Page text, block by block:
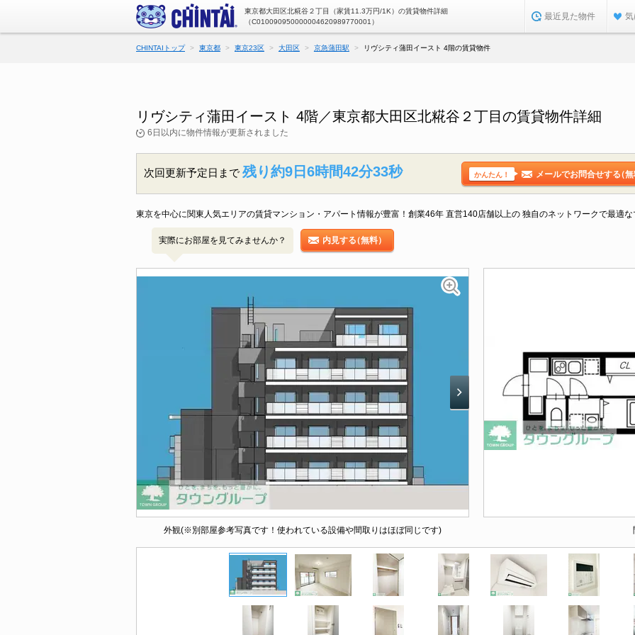
東京都大田区北糀谷２丁目（家賃11.3万円/1K）の賃貸物件詳細
（C010090950000004620989770001）
最近見た物件
CHINTAIトップ 東京都 東京23区 大田区 京急蒲田駅 リヴシティ蒲田イースト 4階の賃貸物件
リヴシティ蒲田イースト 4階／東京都大田区北糀谷２丁目の賃貸物件詳細
6日以内に物件情報が更新されました
次回更新予定日まで 残り約9日6時間42分32秒 かんたん！ メールでお問合せする（無
東京を中心に関東人気エリアの賃貸マンション・アパート情報が豊富！創業46年 直営140店舗以上の 独自のネットワークで最適
実際にお部屋を見てみませんか？ 内見する（無料）
外観(※別部屋参考写真です！使われている設備や間取りはほぼ同じです)